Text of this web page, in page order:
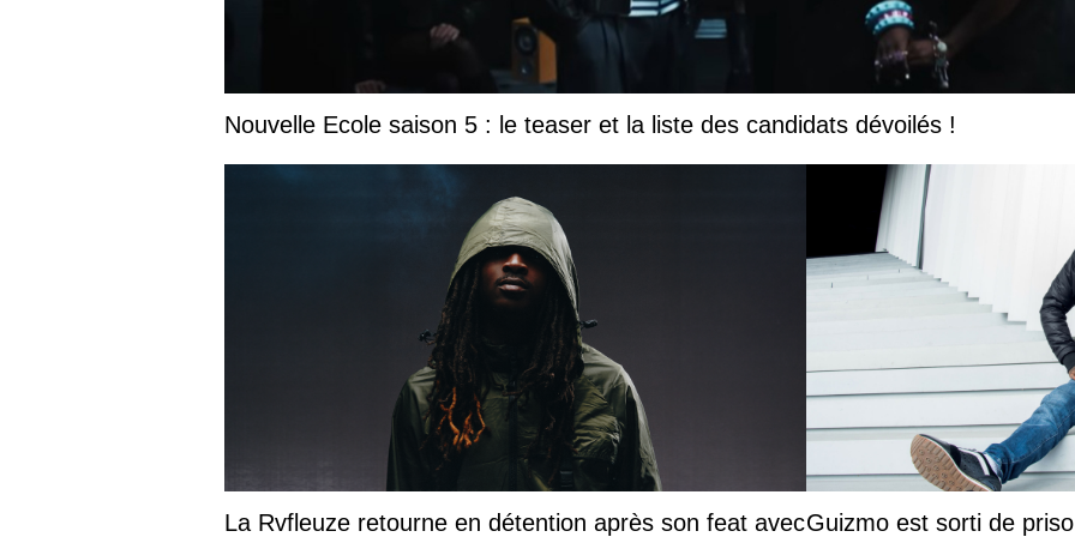
Nouvelle Ecole saison 5 : le teaser et la liste des candidats dévoilés !
La Rvfleuze retourne en détention après son feat avecGuizmo est sorti de